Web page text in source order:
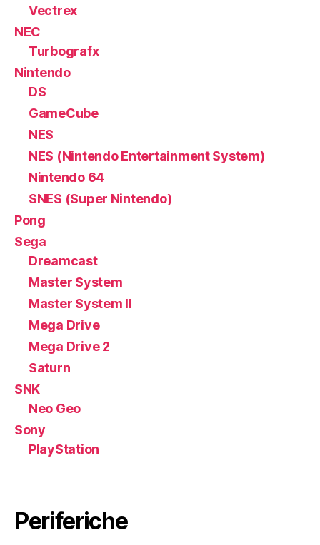
Vectrex
NEC
Turbografx
Nintendo
DS
GameCube
NES
NES (Nintendo Entertainment System)
Nintendo 64
SNES (Super Nintendo)
Pong
Sega
Dreamcast
Master System
Master System II
Mega Drive
Mega Drive 2
Saturn
SNK
Neo Geo
Sony
PlayStation
Periferiche